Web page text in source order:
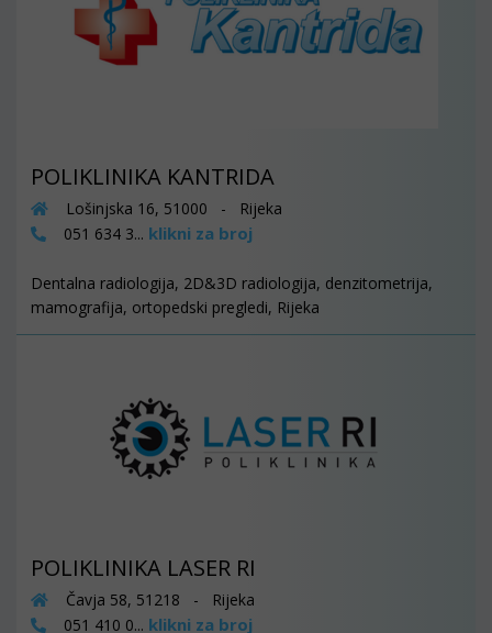
POLIKLINIKA KANTRIDA
Lošinjska 16, 51000 - Rijeka
051 634 3... klikni za broj
Dentalna radiologija, 2D&3D radiologija, denzitometrija,
mamografija, ortopedski pregledi, Rijeka
POLIKLINIKA LASER RI
Čavja 58, 51218 - Rijeka
051 410 0... klikni za broj